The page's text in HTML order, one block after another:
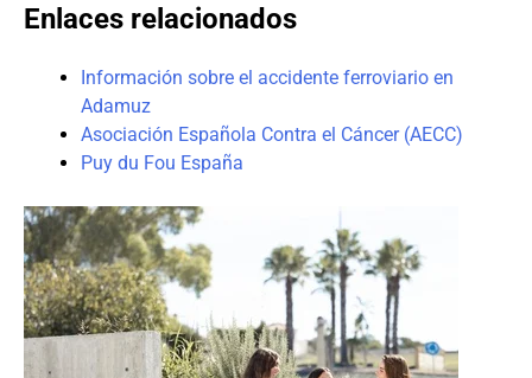
Enlaces relacionados
Información sobre el accidente ferroviario en
Adamuz
Asociación Española Contra el Cáncer (AECC)
Puy du Fou España